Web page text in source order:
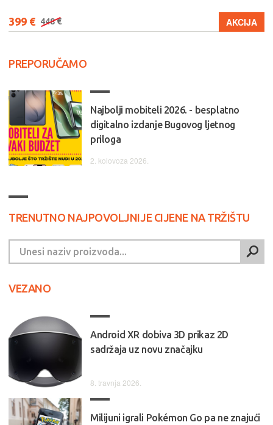
399 € 448 € AKCIJA
PREPORUČAMO
Najbolji mobiteli 2026. - besplatno
digitalno izdanje Bugovog ljetnog
priloga
2. kolovoza 2026.
TRENUTNO NAJPOVOLJNIJE CIJENE NA TRŽIŠTU
VEZANO
Android XR dobiva 3D prikaz 2D
sadržaja uz novu značajku
8. travnja 2026.
Milijuni igrali Pokémon Go pa ne znajući